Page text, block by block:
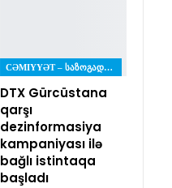
CƏMIYYƏT – ᲡᲐᲖᲝᲒᲐᲓᲝᲔᲑᲐ
DTX Gürcüstana
qarşı
dezinformasiya
kampaniyası ilə
bağlı istintaqa
başladı